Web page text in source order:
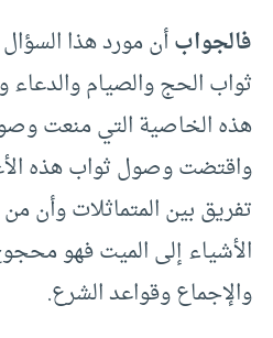
فالجوابأن مورد هذا
ثواب الحج والصيام والدعاء
هذه الخاصية التي منعت
واقتضت وصول ثواب هذه
تفريق بين المتماثلات وأن
الأشياء إلى الميت فهو
والإجماع وقواعد الشرع.